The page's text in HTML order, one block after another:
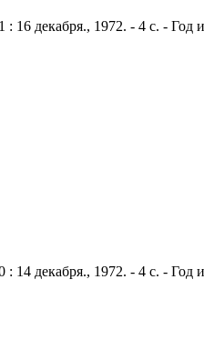
декабря., 1972. - 4 с. - Год
декабря., 1972. - 4 с. - Год